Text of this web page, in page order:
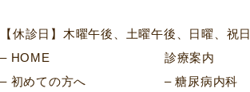
【休診日】木曜午後、土曜午後、日曜、祝日
HOME
初めての方へ
診療案内
糖尿病内科